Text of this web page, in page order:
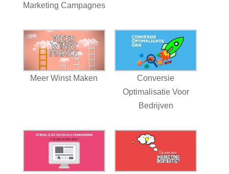
Marketing Campagnes
Meer Winst Maken
Conversie
Optimalisatie Voor
Bedrijven